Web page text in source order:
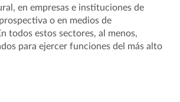
en empresas e instituciones de
o en medios de
todos estos sectores, al menos,
para ejercer funciones del más alto